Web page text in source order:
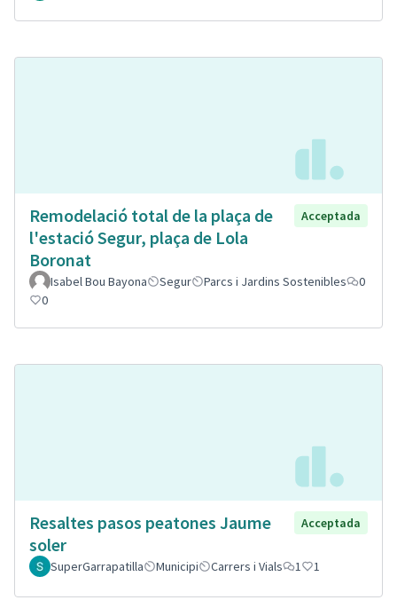
Remodelació total de la plaça de
l'estació Segur, plaça de Lola
Boronat
Acceptada
Isabel Bou Bayona Segur Parcs i Jardins Sostenibles
0
0
Resaltes pasos peatones Jaume
soler
Acceptada
SuperGarrapatilla Municipi Carrers i Vials 1 1